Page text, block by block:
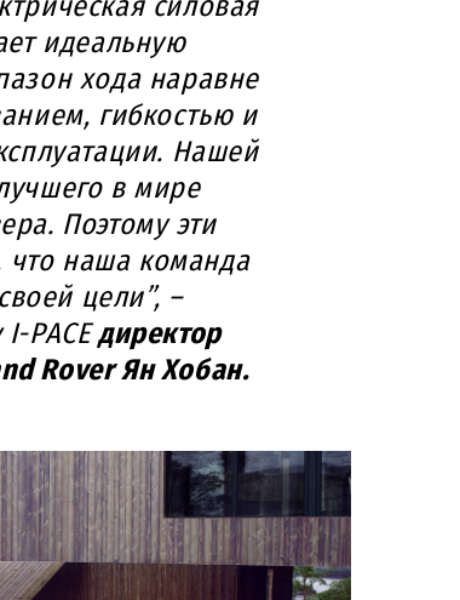
идеальную
хода наравне
гибкостью и
Нашей
в мире
Поэтому эти
что наша команда
цели”, –
PACEдиректор
Rover Ян Хобан.